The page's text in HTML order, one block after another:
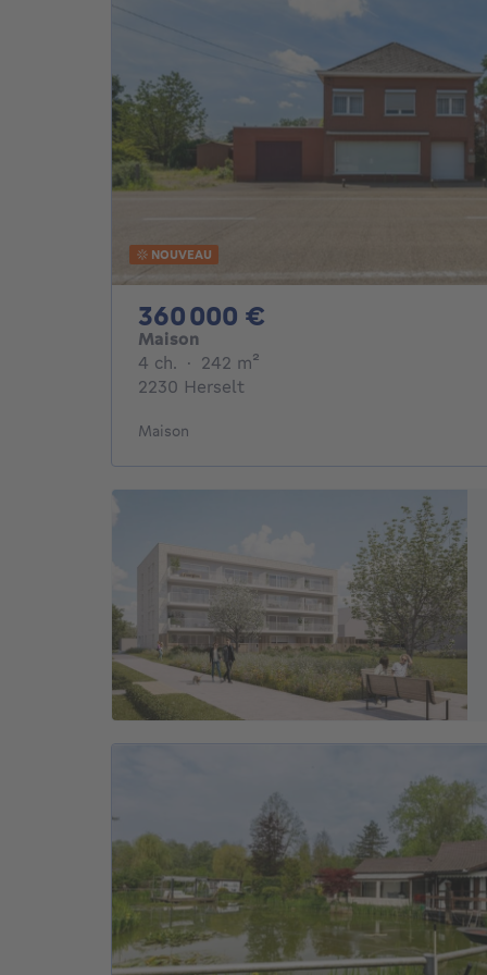
NOUVEAU
360 000 €
Maison
4 ch. 4 chambres
· 242 m²
2230 Herselt
Maison